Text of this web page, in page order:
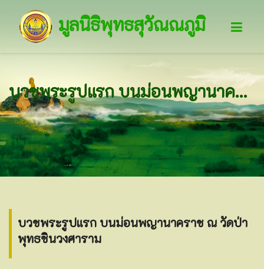
มูลนิธิพุทธสุวัณณภูมิ
บวชพระรูปแรก บนม่อนพญานาคราช ณ วัดป่าพุทธชินวงศาราม
บวชพระรูปแรก บนม่อนพญานาคราช ณ วัดป่า
พุทธชินวงศาราม